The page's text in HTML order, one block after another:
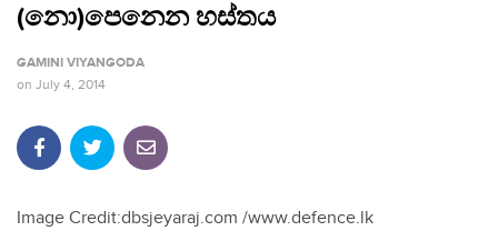
(නො)පෙනෙන හස්තය
GAMINI VIYANGODA
on July 4, 2014
Image Credit:dbsjeyaraj.com /www.defence.lk